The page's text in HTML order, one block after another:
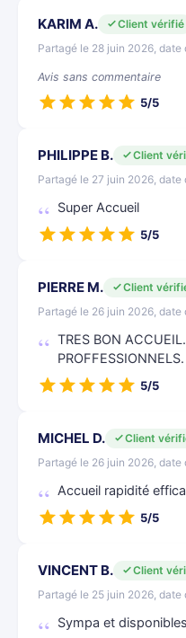
KARIM A.
Client vérifié
Partagé le 28 juin 2026, date
Avis sans commentaire
5/5
PHILIPPE B.
Client
Partagé le 27 juin 2026, date
Super Accueil
5/5
PIERRE M.
Client
Partagé le 26 juin 2026, date
TRES BON
PROFFESSIONNELS.
5/5
MICHEL D.
Client
Partagé le 26 juin 2026, date
Accueil rapidité
5/5
VINCENT B.
Client
Partagé le 25 juin 2026, date
Sympa et disponibles